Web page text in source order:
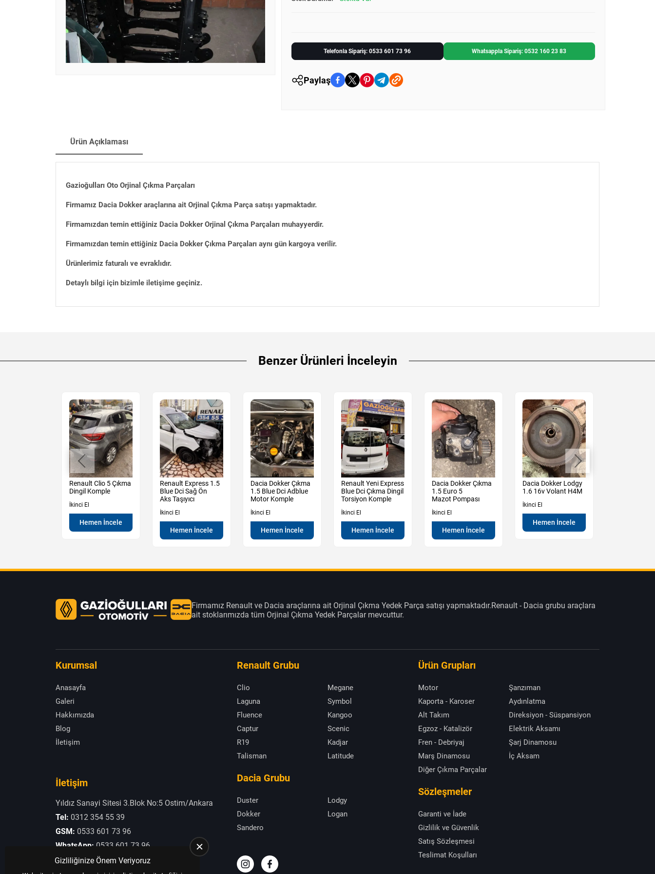
Telefonla Sipariş: 0533 601 73 96 Whatsappla Sipariş: 0532 160 23 83
Paylaş
Ürün Açıklaması
Gazioğulları Oto Orjinal Çıkma Parçaları
Firmamız Dacia Dokker araçlarına ait Orjinal Çıkma Parça satışı yapmaktadır.
Firmamızdan temin ettiğiniz Dacia Dokker Orjinal Çıkma Parçaları muhayyerdir.
Firmamızdan temin ettiğiniz Dacia Dokker Çıkma Parçaları aynı gün kargoya verilir.
Ürünlerimiz faturalı ve evraklıdır.
Detaylı bilgi için bizimle iletişime geçiniz.
Benzer Ürünleri İnceleyin
Renault Clio 5 Çıkma
Dingil Komple
İkinci El
Hemen İncele
Renault Express 1.5
Blue Dci Sağ Ön
Aks Taşıyıcı
İkinci El
Hemen İncele
Dacia Dokker Çıkma
1.5 Blue Dci Adblue
Motor Komple
İkinci El
Hemen İncele
Renault Yeni Express
Blue Dci Çıkma Dingil
Torsiyon Komple
İkinci El
Hemen İncele
Dacia Dokker Çıkma
1.5 Euro 5
Mazot Pompası
İkinci El
Hemen İncele
Dacia Dokker Lodgy
1.6 16v Volant H4M
İkinci El
Hemen İncele
Firmamız Renault ve Dacia araçlarına ait Orjinal Çıkma Yedek Parça satışı yapmaktadır.Renault - Dacia grubu araçlara
ait stoklarımızda tüm Orjinal Çıkma Yedek Parçalar mevcuttur.
Kurumsal
Anasayfa
Galeri
Hakkımızda
Blog
İletişim
İletişim
Yıldız Sanayi Sitesi 3.Blok No:5 Ostim/Ankara
Tel: 0312 354 55 39
GSM: 0533 601 73 96
WhatsApp: 0533 601 73 96
E-Posta:otogaziogullari@hotmail.com
Renault Grubu
Clio
Megane
Laguna
Symbol
Fluence
Kangoo
Captur
Scenic
R19
Kadjar
Talisman
Latitude
Dacia Grubu
Duster
Lodgy
Dokker
Logan
Sandero
Ürün Grupları
Motor
Şanzıman
Kaporta - Karoser
Aydınlatma
Alt Takım
Direksiyon - Süspansiyon
Egzoz - Katalizör
Elektrik Aksamı
Fren - Debriyaj
Şarj Dinamosu
Marş Dinamosu
İç Aksam
Diğer Çıkma Parçalar
Sözleşmeler
Garanti ve İade
Gizlilik ve Güvenlik
Satış Sözleşmesi
Teslimat Koşulları
Gizliliğinize Önem Veriyoruz